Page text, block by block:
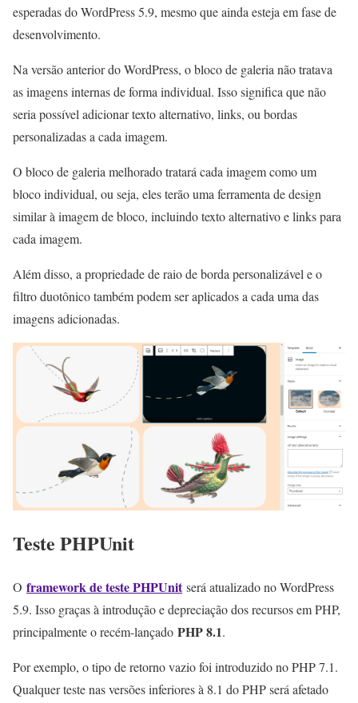
esperadas do WordPress 5.9, mesmo que ainda esteja em fase de
desenvolvimento.
Na versão anterior do WordPress, o bloco de galeria não tratava
as imagens internas de forma individual. Isso significa que não
seria possível adicionar texto alternativo, links, ou bordas
personalizadas a cada imagem.
O bloco de galeria melhorado tratará cada imagem como um
bloco individual, ou seja, eles terão uma ferramenta de design
similar à imagem de bloco, incluindo texto alternativo e links para
cada imagem.
Além disso, a propriedade de raio de borda personalizável e o
filtro duotônico também podem ser aplicados a cada uma das
imagens adicionadas.
Teste PHPUnit
O framework de teste PHPUnitserá atualizado no WordPress
5.9. Isso graças à introdução e depreciação dos recursos em PHP,
principalmente o recém-lançado PHP 8.1.
Por exemplo, o tipo de retorno vazio foi introduzido no PHP 7.1.
Qualquer teste nas versões inferiores à 8.1 do PHP será afetado